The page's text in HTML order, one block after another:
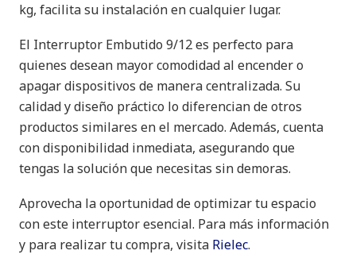
kg, facilita su instalación en cualquier lugar.
El Interruptor Embutido 9/12 es perfecto para
quienes desean mayor comodidad al encender o
apagar dispositivos de manera centralizada. Su
calidad y diseño práctico lo diferencian de otros
productos similares en el mercado. Además, cuenta
con disponibilidad inmediata, asegurando que
tengas la solución que necesitas sin demoras.
Aprovecha la oportunidad de optimizar tu espacio
con este interruptor esencial. Para más información
y para realizar tu compra, visita Rielec.